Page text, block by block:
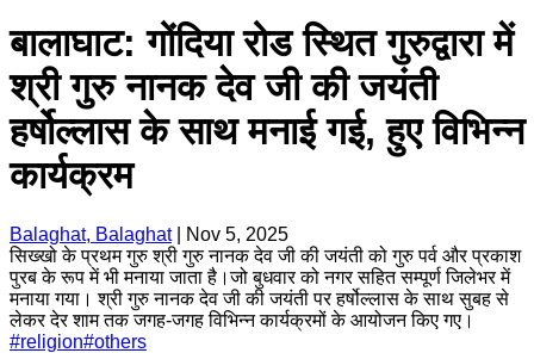
बालाघाट: गोंदिया रोड स्थित गुरुद्वारा में
श्री गुरु नानक देव जी की जयंती
हर्षोल्लास के साथ मनाई गई, हुए विभिन्न
कार्यक्रम
Balaghat, Balaghat|
Nov 5, 2025
सिख्खो के प्रथम गुरु श्री गुरु नानक देव जी की जयंती को गुरु पर्व और प्रकाश
पुरब के रूप में भी मनाया जाता है।जो बुधवार को नगर सहित सम्पूर्ण जिलेभर में
मनाया गया। श्री गुरु नानक देव जी की जयंती पर हर्षोल्लास के साथ सुबह से
लेकर देर शाम तक जगह-जगह विभिन्न कार्यक्रमों के आयोजन किए गए।
#religion#others